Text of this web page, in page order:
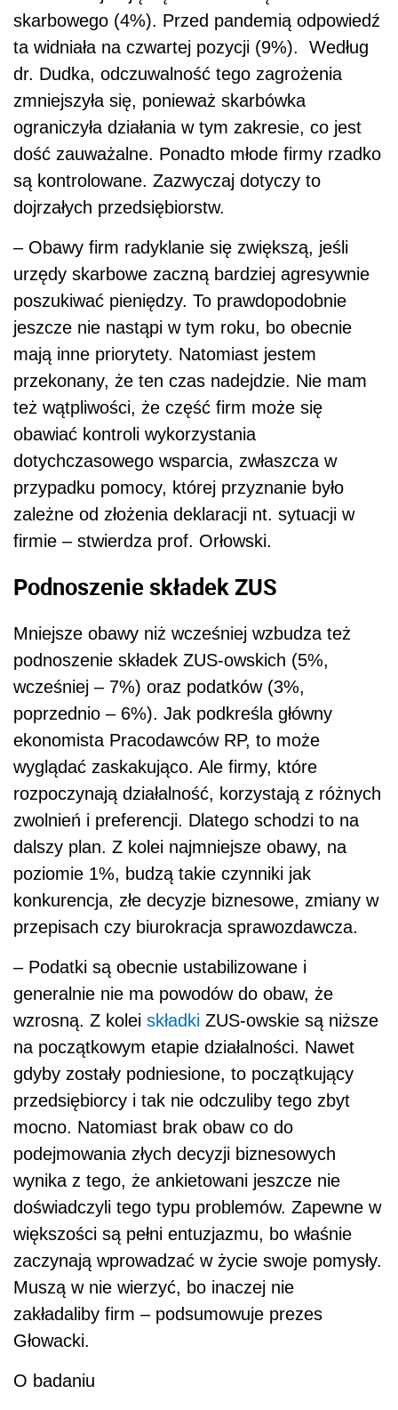
skarbowego (4%). Przed pandemią odpowiedź
ta widniała na czwartej pozycji (9%). Według
dr. Dudka, odczuwalność tego zagrożenia
zmniejszyła się, ponieważ skarbówka
ograniczyła działania w tym zakresie, co jest
dość zauważalne. Ponadto młode firmy rzadko
są kontrolowane. Zazwyczaj dotyczy to
dojrzałych przedsiębiorstw.
– Obawy firm radyklanie się zwiększą, jeśli
urzędy skarbowe zaczną bardziej agresywnie
poszukiwać pieniędzy. To prawdopodobnie
jeszcze nie nastąpi w tym roku, bo obecnie
mają inne priorytety. Natomiast jestem
przekonany, że ten czas nadejdzie. Nie mam
też wątpliwości, że część firm może się
obawiać kontroli wykorzystania
dotychczasowego wsparcia, zwłaszcza w
przypadku pomocy, której przyznanie było
zależne od złożenia deklaracji nt. sytuacji w
firmie – stwierdza prof. Orłowski.
Podnoszenie składek ZUS
Mniejsze obawy niż wcześniej wzbudza też
podnoszenie składek ZUS-owskich (5%,
wcześniej – 7%) oraz podatków (3%,
poprzednio – 6%). Jak podkreśla główny
ekonomista Pracodawców RP, to może
wyglądać zaskakująco. Ale firmy, które
rozpoczynają działalność, korzystają z różnych
zwolnień i preferencji. Dlatego schodzi to na
dalszy plan. Z kolei najmniejsze obawy, na
poziomie 1%, budzą takie czynniki jak
konkurencja, złe decyzje biznesowe, zmiany w
przepisach czy biurokracja sprawozdawcza.
– Podatki są obecnie ustabilizowane i
generalnie nie ma powodów do obaw, że
wzrosną. Z kolei składki ZUS-owskie są niższe
na początkowym etapie działalności. Nawet
gdyby zostały podniesione, to początkujący
przedsiębiorcy i tak nie odczuliby tego zbyt
mocno. Natomiast brak obaw co do
podejmowania złych decyzji biznesowych
wynika z tego, że ankietowani jeszcze nie
doświadczyli tego typu problemów. Zapewne w
większości są pełni entuzjazmu, bo właśnie
zaczynają wprowadzać w życie swoje pomysły.
Muszą w nie wierzyć, bo inaczej nie
zakładaliby firm – podsumowuje prezes
Głowacki.
O badaniu